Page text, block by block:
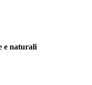
e naturali